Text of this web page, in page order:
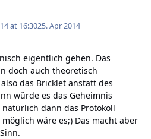
at 16:3025. Apr 2014
eigentlich gehen. Das
doch auch theoretisch
das Bricklet anstatt des
würde es das Geheimnis
dann das Protokoll
wäre es;) Das macht aber